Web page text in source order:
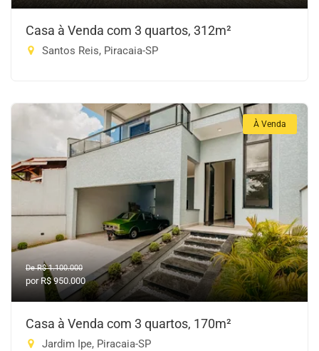
Casa à Venda com 3 quartos, 312m²
Santos Reis, Piracaia-SP
À Venda
De R$ 1.100.000
por R$ 950.000
Casa à Venda com 3 quartos, 170m²
Jardim Ipe, Piracaia-SP